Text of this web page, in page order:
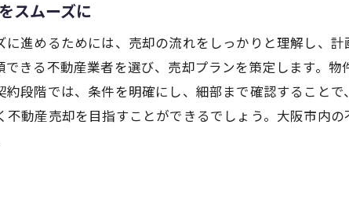
交渉力を高めるため
市場を知り尽くした
大阪市で不動産を早く売
迅速な売却に向けた
スムーズに
に進めるためには、売却の流れをしっかりと理解し、
できる不動産業者を選び、売却プランを策定します。
約段階では、条件を明確にし、細部まで確認すること
不動産売却を目指すことができるでしょう。大阪市内